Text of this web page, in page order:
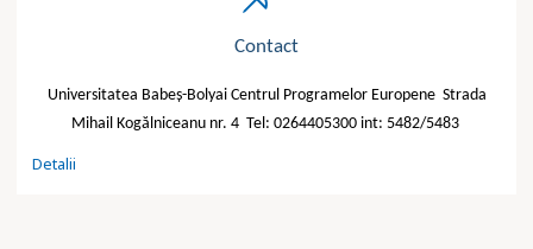
Contact
Universitatea Babeș-Bolyai Centrul Programelor Europene Strada
Mihail Kogălniceanu nr. 4 Tel: 0264405300 int: 5482/5483
Detalii"Contact"
TITLU